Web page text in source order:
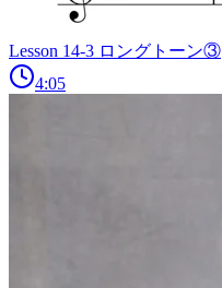
Lesson 14-3 ロングトーン③
4:05